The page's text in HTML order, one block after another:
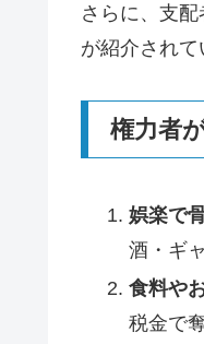
さらに、支
が紹介されて
権力者
娯楽で
酒・ギ
食料や
税金で